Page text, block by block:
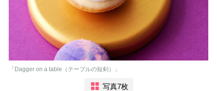
「Dagger on a table（テーブルの短剣）」
写真7枚